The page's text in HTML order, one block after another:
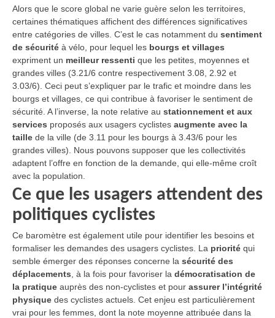
Alors que le score global ne varie guère selon les territoires,
certaines thématiques affichent des différences significatives
entre catégories de villes. C’est le cas notamment du sentiment
de sécurité à vélo, pour lequel les bourgs et villages
expriment un meilleur ressenti que les petites, moyennes et
grandes villes (3.21/6 contre respectivement 3.08, 2.92 et
3.03/6). Ceci peut s’expliquer par le trafic et moindre dans les
bourgs et villages, ce qui contribue à favoriser le sentiment de
sécurité. A l’inverse, la note relative au stationnement et aux
services proposés aux usagers cyclistes augmente avec la
taille de la ville (de 3.11 pour les bourgs à 3.43/6 pour les
grandes villes). Nous pouvons supposer que les collectivités
adaptent l’offre en fonction de la demande, qui elle-même croît
avec la population.
Ce que les usagers attendent des
politiques cyclistes
Ce baromètre est également utile pour identifier les besoins et
formaliser les demandes des usagers cyclistes. La priorité qui
semble émerger des réponses concerne la sécurité des
déplacements , à la fois pour favoriser la démocratisation de
la pratique auprès des non-cyclistes et pour assurer l’intégrité
physique des cyclistes actuels. Cet enjeu est particulièrement
vrai pour les femmes, dont la note moyenne attribuée dans la